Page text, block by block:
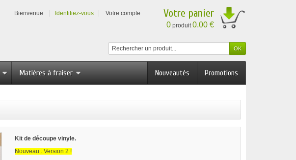
Bienvenue Identifiez-vous Votre compte Votre panier
0 produit0.00 €
Promotions
Nouveautés
Matières à fraiser
Kit de découpe vinyle.
Nouveau : Version 2 !